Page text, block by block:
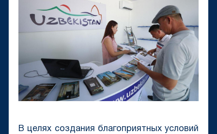
В целях создания благоприятных условий